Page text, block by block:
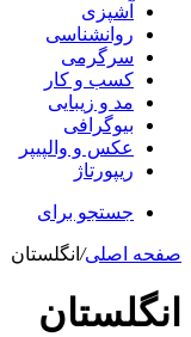
آشپزی
روانشناسی
سرگرمی
کسب و کار
مد و زیبایی
بیوگرافی
عکس و والپیپر
ریپورتاژ
جستجو برای
صفحه اصلی/ انگلستان
انگلستان